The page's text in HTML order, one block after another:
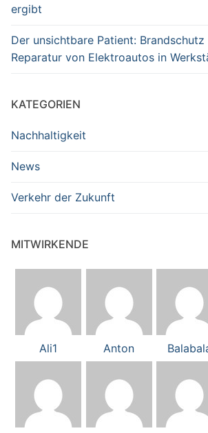
ergibt
Der unsichtbare Patient:
Reparatur von Elektroautos in
KATEGORIEN
Nachhaltigkeit
News
Verkehr der Zukunft
MITWIRKENDE
Ali1 Anton